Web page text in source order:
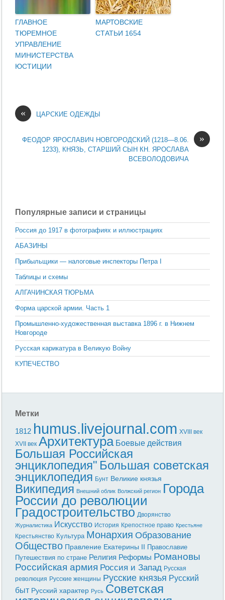
ГЛАВНОЕ
ТЮРЕМНОЕ
УПРАВЛЕНИЕ
МИНИСТЕРСТВА
ЮСТИЦИИ
МАРТОВСКИЕ
СТАТЬИ 1654
« ЦАРСКИЕ ОДЕЖДЫ
»
ФЕОДОР ЯРОСЛАВИЧ НОВГОРОДСКИЙ (1218—8.06.
1233), КНЯЗЬ, СТАРШИЙ СЫН КН. ЯРОСЛАВА
ВСЕВОЛОДОВИЧА
Популярные записи и страницы
Россия до 1917 в фотографиях и иллюстрациях
АБАЗИНЫ
Прибыльщики — налоговые инспекторы Петра I
Таблицы и схемы
АЛГАЧИНСКАЯ ТЮРЬМА
Форма царской армии. Часть 1
Промышленно-художественная выставка 1896 г. в Нижнем
Новгороде
Русская карикатура в Великую Войну
КУПЕЧЕСТВО
Метки
1812 humus.livejournal.com XVIII век
XVII век Архитектура Боевые действия
Большая Российская
энциклопедия" Большая советская
энциклопедия Бунт Великие князья
Википедия Внешний облик Волжский регион Города
России до революции
Градостроительство Дворянство
Журналистика Искусство История Крепостное право Крестьяне
Крестьянство Культура Монархия Образование
Общество Правление Екатерины II Православие
Путешествия по стране Религия Реформы Романовы
Российская армия Россия и Запад Русская
революция Русские женщины Русские князья Русский
быт Русский характер Русь Советская